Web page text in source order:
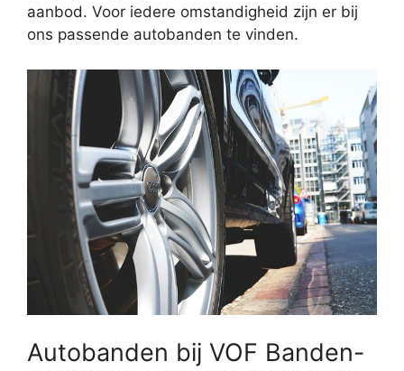
aanbod. Voor iedere omstandigheid zijn er bij
ons passende autobanden te vinden.
Autobanden bij VOF Banden-